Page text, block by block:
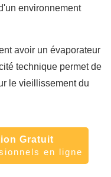
environnement
avoir un évaporateur
technique permet de
le vieillissement du
Gratuit
en ligne